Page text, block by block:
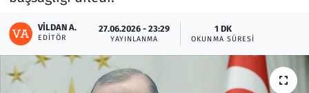
VILDAN A.
EDITÖR
27.06.2026 - 23:29
YAYINLANMA
1 DK
OKUNMA SÜRESI
Otomobil
Oyun